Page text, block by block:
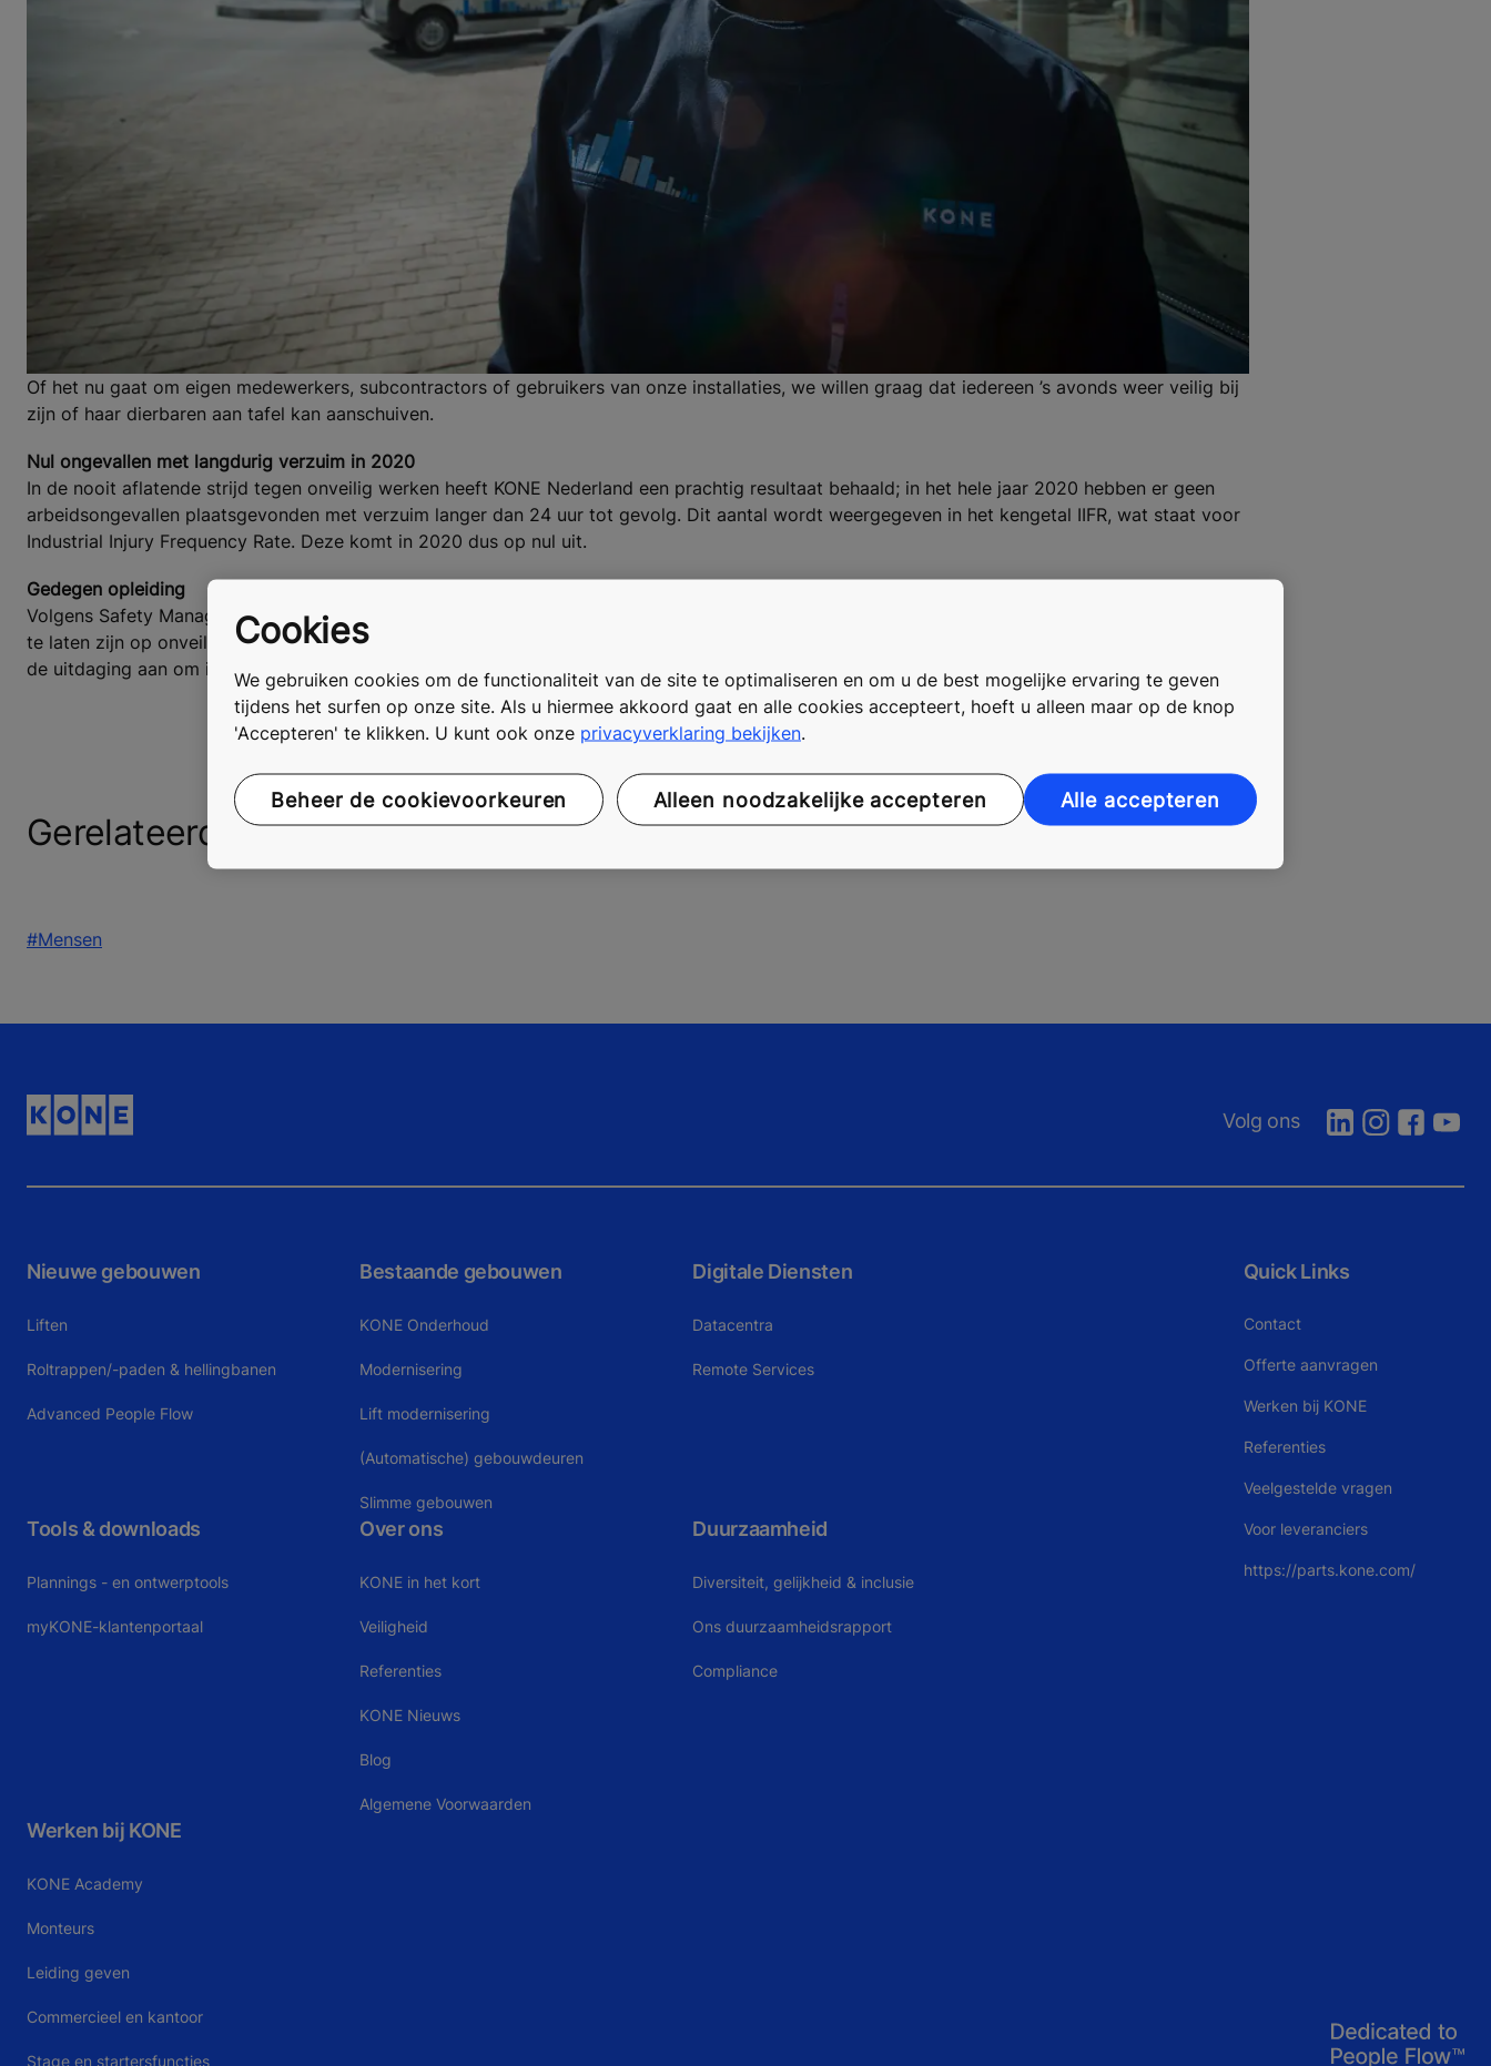
Of het nu gaat om eigen medewerkers, subcontractors of gebruikers van onze installaties, we willen graag dat iedereen ’s avonds weer veilig bij
zijn of haar dierbaren aan tafel kan aanschuiven.
Nul ongevallen met langdurig verzuim in 2020
In de nooit aflatende strijd tegen onveilig werken heeft KONE Nederland een prachtig resultaat behaald; in het hele jaar 2020 hebben er geen
arbeidsongevallen plaatsgevonden met verzuim langer dan 24 uur tot gevolg. Dit aantal wordt weergegeven in het kengetal IIFR, wat staat voor
Industrial Injury Frequency Rate. Deze komt in 2020 dus op nul uit.
Gedegen opleiding
Volgens Safety Manager Ludo Hamersma een resultaat om trots op te zijn: ‘Ons beleid om medewerkers een gedegen opleiding te geven, alert
te laten zijn op onveilige situaties en daar lering uit te trekken werpt zijn vruchten af. We gaan dan ook vol vertrouwen en met een enorme inzet
de uitdaging aan om in 2021 de IIFR ook op 0 te houden. Want we willen geen geld verdienen met onveilig werken!’
Gerelateerde tags
#Mensen
Volg ons
Nieuwe gebouwen
Liften
Roltrappen/-paden & hellingbanen
Advanced People Flow
Bestaande gebouwen
KONE Onderhoud
Modernisering
Lift modernisering
(Automatische) gebouwdeuren
Slimme gebouwen
Digitale Diensten
Datacentra
Remote Services
Tools & downloads
Plannings - en ontwerptools
myKONE-klantenportaal
Over ons
KONE in het kort
Veiligheid
Referenties
KONE Nieuws
Blog
Algemene Voorwaarden
Duurzaamheid
Diversiteit, gelijkheid & inclusie
Ons duurzaamheidsrapport
Compliance
Werken bij KONE
KONE Academy
Monteurs
Leiding geven
Commercieel en kantoor
Stage en startersfuncties
Quick Links
Contact
Offerte aanvragen
Werken bij KONE
Referenties
Veelgestelde vragen
Voor leveranciers
https://parts.kone.com/
Cookies
We gebruiken cookies om de functionaliteit van de site te optimaliseren en om u de best mogelijke ervaring te geven
tijdens het surfen op onze site. Als u hiermee akkoord gaat en alle cookies accepteert, hoeft u alleen maar op de knop
'Accepteren' te klikken. U kunt ook onze privacyverklaring bekijken.
Beheer de cookievoorkeuren Alleen noodzakelijke accepteren Alle accepteren